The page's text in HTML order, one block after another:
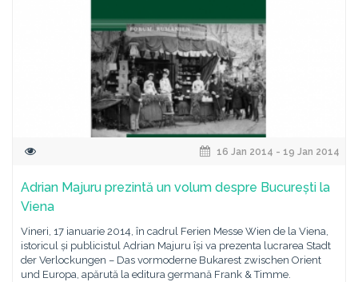
16 Jan 2014 - 19 Jan 2014
Adrian Majuru prezintă un volum despre București la
Viena
Vineri, 17 ianuarie 2014, în cadrul Ferien Messe Wien de la Viena,
istoricul și publicistul Adrian Majuru își va prezenta lucrarea Stadt
der Verlockungen – Das vormoderne Bukarest zwischen Orient
und Europa, apărută la editura germană Frank & Timme.